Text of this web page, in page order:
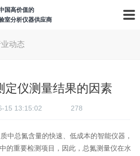
国高价值的
室分析仪器供应商
动态
定仪测量结果的因素
15 13:15:02 278
中总氮含量的快速、低成本的智能仪器，
的重要检测项目，因此，总氮测量仪在水